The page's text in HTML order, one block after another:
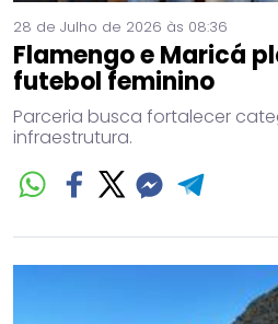
28 de Julho de 2026 às 08:36
Flamengo e Maricá
futebol feminino
Parceria busca fortalecer
infraestrutura.